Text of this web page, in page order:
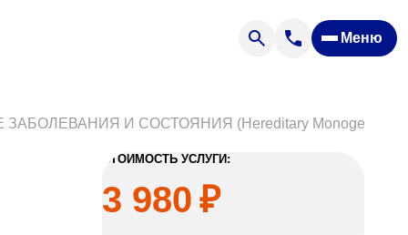
Меню
И СОСТОЯНИЯ (Hereditary Monogenic
СТОИМОСТЬ УСЛУГИ:
3 980 ₽